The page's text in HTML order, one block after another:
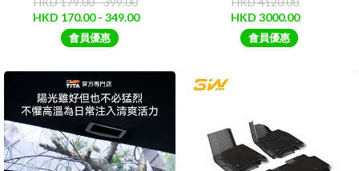
HKD 170.00 - 349.00
會員優惠
HKD 3000.00
會員優惠